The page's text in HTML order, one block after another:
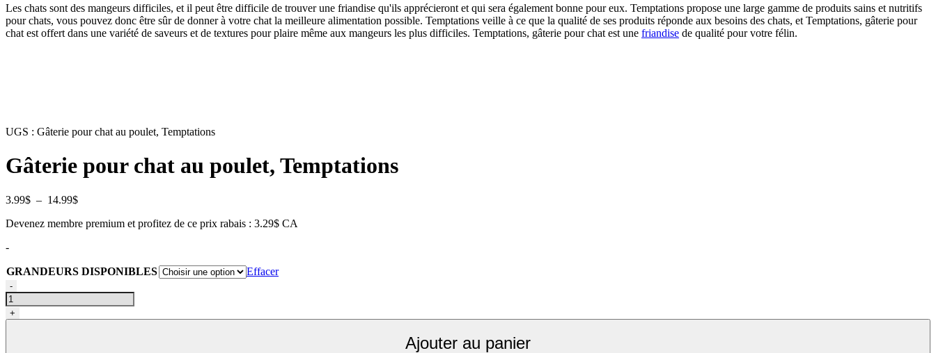
Les chats sont des mangeurs difficiles, et il peut être difficile de trouver une friandise qu'ils apprécieront et qui sera également bonne pour eux. Temptations propose une large gamme de produits sains et nutritifs
pour chats, vous pouvez donc être sûr de donner à votre chat la meilleure alimentation possible. Temptations veille à ce que la qualité de ses produits réponde aux besoins des chats, et Temptations, gâterie pour
chat est offert dans une variété de saveurs et de textures pour plaire même aux mangeurs les plus difficiles. Temptations, gâterie pour chat est une friandise de qualité pour votre félin.
UGS : Gâterie pour chat au poulet, Temptations
Gâterie pour chat au poulet, Temptations
3.99$ – 14.99$Plage
prix :
Devenez membre premium et profitez de ce prix rabais : 3.29$ CA
-
GRANDEURS DISPONIBLES
Effacer
quantité
de
Gâterie
pour
-
+
Ajouter au panier